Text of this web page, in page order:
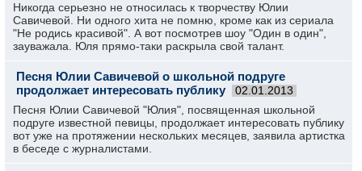
Никогда серьезно не относилась к творчеству Юлии
Савичевой. Ни одного хита не помню, кроме как из сериала
"Не родись красивой". А вот посмотрев шоу "Один в один",
зауважала. Юля прямо-таки раскрыла свой талант.
Песня Юлии Савичевой о школьной подруге
продолжает интересовать публику
02.01.2013
Песня Юлии Савичевой "Юлия", посвященная школьной
подруге известной певицы, продолжает интересовать публику
вот уже на протяжении нескольких месяцев, заявила артистка
в беседе с журналистами.